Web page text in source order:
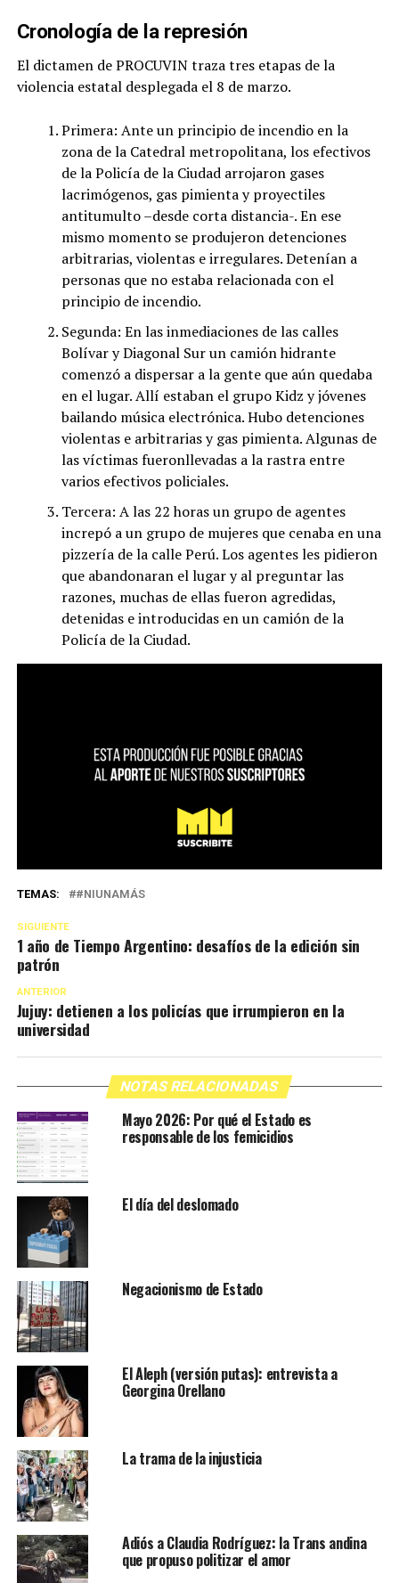
Cronología de la represión
El dictamen de PROCUVIN traza tres etapas de la
violencia estatal desplegada el 8 de marzo.
Primera: Ante un principio de incendio en la
zona de la Catedral metropolitana, los efectivos
de la Policía de la Ciudad arrojaron gases
lacrimógenos, gas pimienta y proyectiles
antitumulto –desde corta distancia-. En ese
mismo momento se produjeron detenciones
arbitrarias, violentas e irregulares. Detenían a
personas que no estaba relacionada con el
principio de incendio.
Segunda: En las inmediaciones de las calles
Bolívar y Diagonal Sur un camión hidrante
comenzó a dispersar a la gente que aún quedaba
en el lugar. Allí estaban el grupo Kidz y jóvenes
bailando música electrónica. Hubo detenciones
violentas e arbitrarias y gas pimienta. Algunas de
las víctimas fueronllevadas a la rastra entre
varios efectivos policiales.
Tercera: A las 22 horas un grupo de agentes
increpó a un grupo de mujeres que cenaba en una
pizzería de la calle Perú. Los agentes les pidieron
que abandonaran el lugar y al preguntar las
razones, muchas de ellas fueron agredidas,
detenidas e introducidas en un camión de la
Policía de la Ciudad.
TEMAS: #NIUNAMÁS
SIGUIENTE
1 año de Tiempo Argentino: desafíos de la edición sin
patrón
ANTERIOR
Jujuy: detienen a los policías que irrumpieron en la
universidad
NOTAS RELACIONADAS
Mayo 2026: Por qué el Estado es
responsable de los femicidios
El día del deslomado
Negacionismo de Estado
El Aleph (versión putas): entrevista a
Georgina Orellano
La trama de la injusticia
Adiós a Claudia Rodríguez: la Trans andina
que propuso politizar el amor